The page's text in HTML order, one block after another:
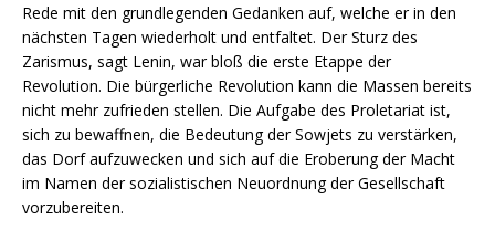
Rede mit den grundlegenden Gedanken auf, welche er in den
nächsten Tagen wiederholt und entfaltet. Der Sturz des
Zarismus, sagt Lenin, war bloß die erste Etappe der
Revolution. Die bürgerliche Revolution kann die Massen bereits
nicht mehr zufrieden stellen. Die Aufgabe des Proletariat ist,
sich zu bewaffnen, die Bedeutung der Sowjets zu verstärken,
das Dorf aufzuwecken und sich auf die Eroberung der Macht
im Namen der sozialistischen Neuordnung der Gesellschaft
vorzubereiten.